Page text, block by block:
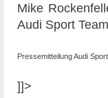
Mike
Audi Sport
Pressemitteilung Audi Sport
]]>